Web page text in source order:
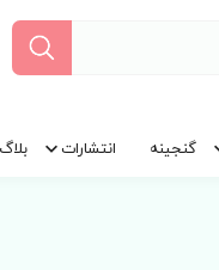
گنجینه انتشارات بلاگ